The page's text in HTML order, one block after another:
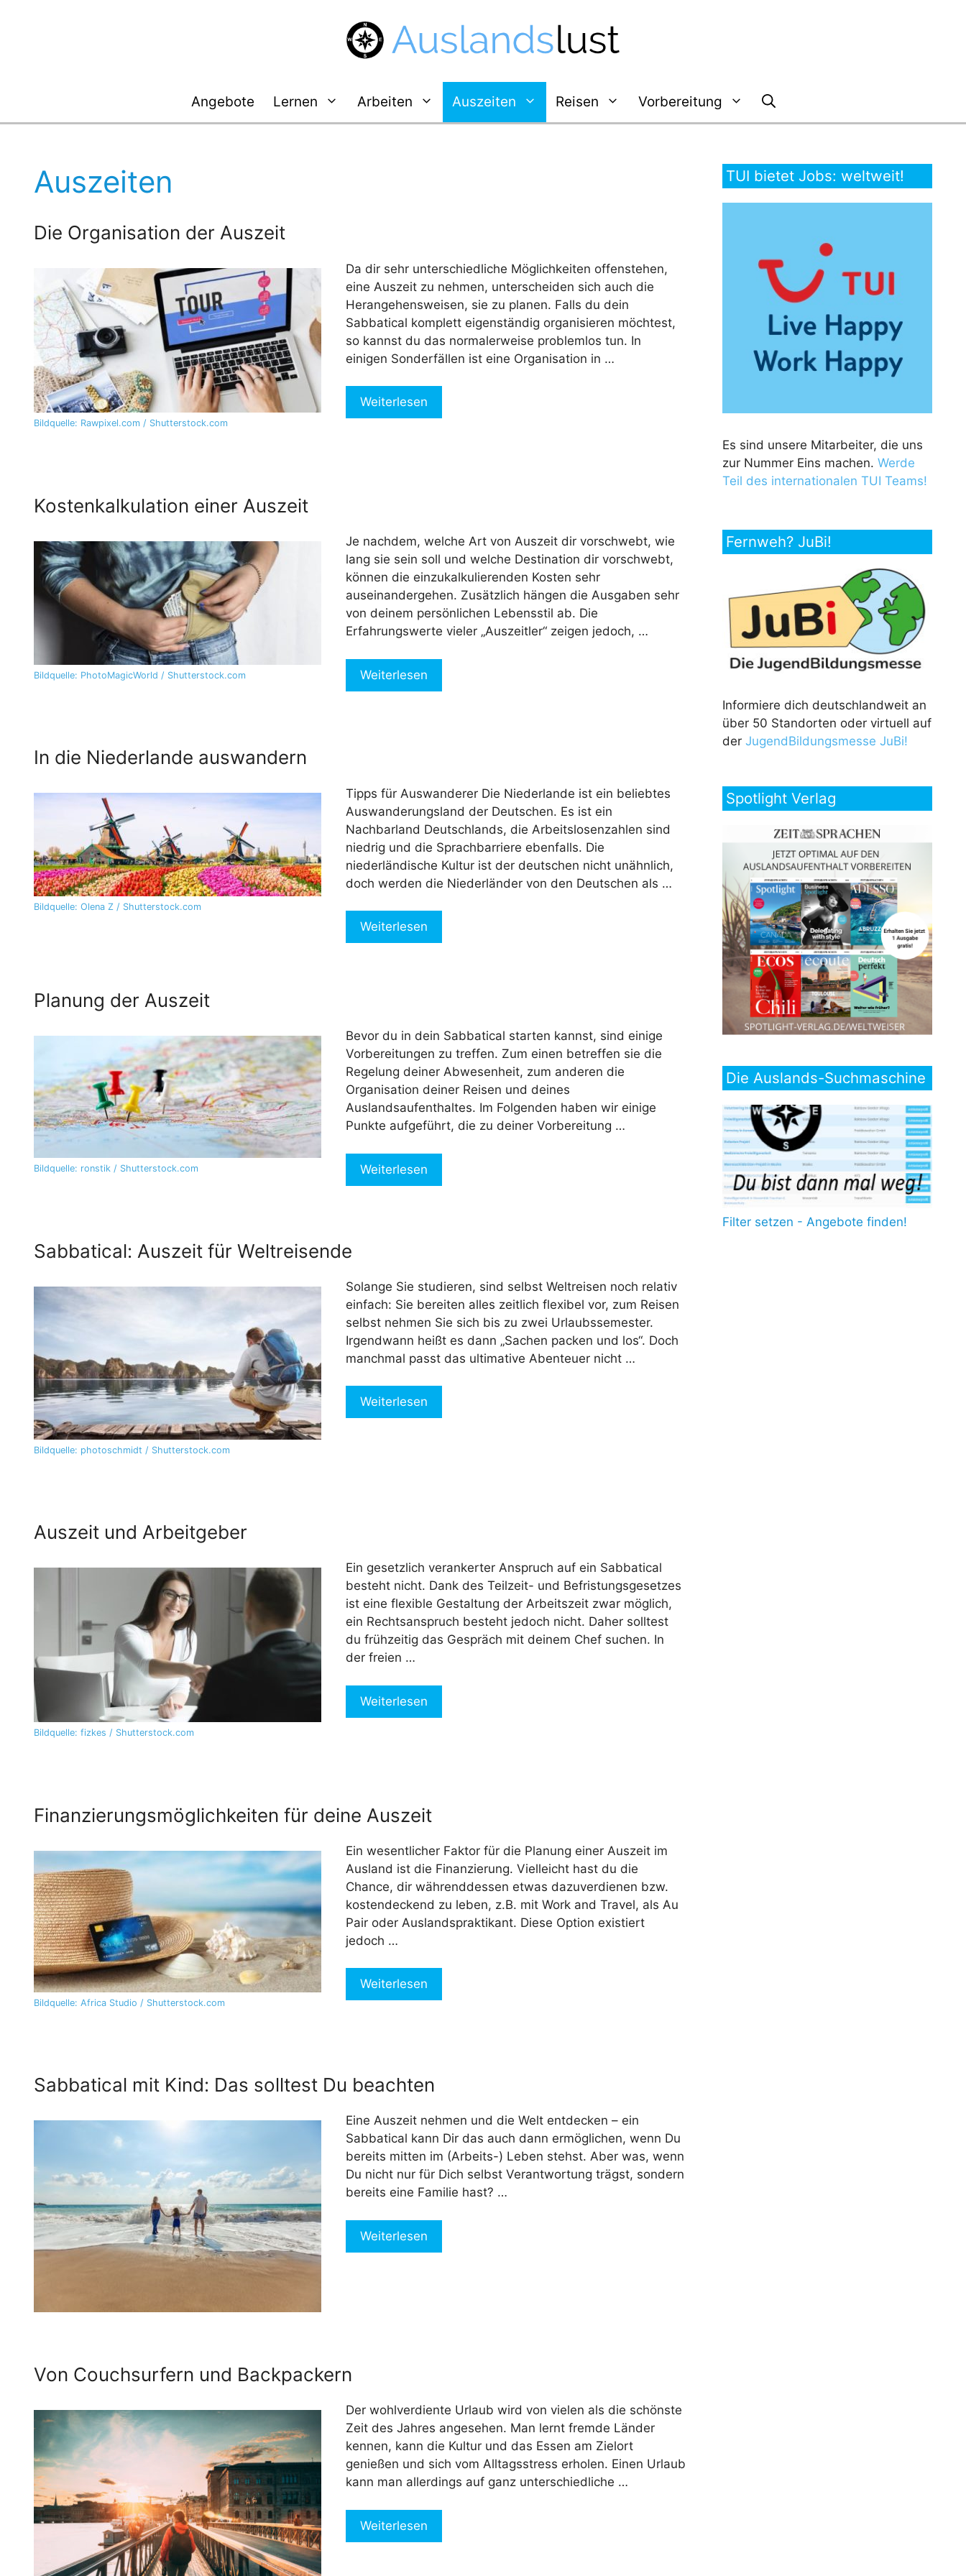
Angebote Lernen Arbeiten Auszeiten Reisen Vorbereitung
Auszeiten
Die Organisation der Auszeit
Bildquelle: Rawpixel.com / Shutterstock.com
Da dir sehr unterschiedliche Möglichkeiten offenstehen,
eine Auszeit zu nehmen, unterscheiden sich auch die
Herangehensweisen, sie zu planen. Falls du dein
Sabbatical komplett eigenständig organisieren möchtest,
so kannst du das normalerweise problemlos tun. In
einigen Sonderfällen ist eine Organisation in …
Weiterlesen
Kostenkalkulation einer Auszeit
Bildquelle: PhotoMagicWorld / Shutterstock.com
Je nachdem, welche Art von Auszeit dir vorschwebt, wie
lang sie sein soll und welche Destination dir vorschwebt,
können die einzukalkulierenden Kosten sehr
auseinandergehen. Zusätzlich hängen die Ausgaben sehr
von deinem persönlichen Lebensstil ab. Die
Erfahrungswerte vieler „Auszeitler“ zeigen jedoch, …
Weiterlesen
In die Niederlande auswandern
Bildquelle: Olena Z / Shutterstock.com
Tipps für Auswanderer Die Niederlande ist ein beliebtes
Auswanderungsland der Deutschen. Es ist ein
Nachbarland Deutschlands, die Arbeitslosenzahlen sind
niedrig und die Sprachbarriere ebenfalls. Die
niederländische Kultur ist der deutschen nicht unähnlich,
doch werden die Niederländer von den Deutschen als …
Weiterlesen
Planung der Auszeit
Bildquelle: ronstik / Shutterstock.com
Bevor du in dein Sabbatical starten kannst, sind einige
Vorbereitungen zu treffen. Zum einen betreffen sie die
Regelung deiner Abwesenheit, zum anderen die
Organisation deiner Reisen und deines
Auslandsaufenthaltes. Im Folgenden haben wir einige
Punkte aufgeführt, die zu deiner Vorbereitung …
Weiterlesen
Sabbatical: Auszeit für Weltreisende
Bildquelle: photoschmidt / Shutterstock.com
Solange Sie studieren, sind selbst Weltreisen noch relativ
einfach: Sie bereiten alles zeitlich flexibel vor, zum Reisen
selbst nehmen Sie sich bis zu zwei Urlaubssemester.
Irgendwann heißt es dann „Sachen packen und los“. Doch
manchmal passt das ultimative Abenteuer nicht …
Weiterlesen
Auszeit und Arbeitgeber
Bildquelle: fizkes / Shutterstock.com
Ein gesetzlich verankerter Anspruch auf ein Sabbatical
besteht nicht. Dank des Teilzeit- und Befristungsgesetzes
ist eine flexible Gestaltung der Arbeitszeit zwar möglich,
ein Rechtsanspruch besteht jedoch nicht. Daher solltest
du frühzeitig das Gespräch mit deinem Chef suchen. In
der freien …
Weiterlesen
Finanzierungsmöglichkeiten für deine Auszeit
Bildquelle: Africa Studio / Shutterstock.com
Ein wesentlicher Faktor für die Planung einer Auszeit im
Ausland ist die Finanzierung. Vielleicht hast du die
Chance, dir währenddessen etwas dazuverdienen bzw.
kostendeckend zu leben, z.B. mit Work and Travel, als Au
Pair oder Auslandspraktikant. Diese Option existiert
jedoch …
Weiterlesen
Sabbatical mit Kind: Das solltest Du beachten
Eine Auszeit nehmen und die Welt entdecken – ein
Sabbatical kann Dir das auch dann ermöglichen, wenn Du
bereits mitten im (Arbeits-) Leben stehst. Aber was, wenn
Du nicht nur für Dich selbst Verantwortung trägst, sondern
bereits eine Familie hast? …
Weiterlesen
Von Couchsurfern und Backpackern
Der wohlverdiente Urlaub wird von vielen als die schönste
Zeit des Jahres angesehen. Man lernt fremde Länder
kennen, kann die Kultur und das Essen am Zielort
genießen und sich vom Alltagsstress erholen. Einen Urlaub
kann man allerdings auf ganz unterschiedliche …
Weiterlesen
TUI bietet Jobs: weltweit!
Es sind unsere Mitarbeiter, die uns
zur Nummer Eins machen. Werde
Teil des internationalen TUI Teams!
Fernweh? JuBi!
Informiere dich deutschlandweit an
über 50 Standorten oder virtuell auf
der JugendBildungsmesse JuBi!
Spotlight Verlag
Die Auslands-Suchmaschine
Filter setzen - Angebote finden!